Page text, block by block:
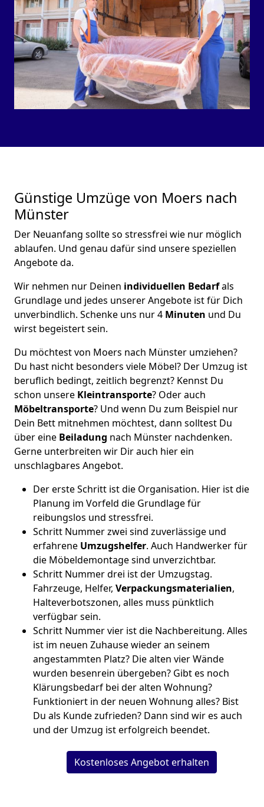
Günstige Umzüge von Moers nach
Münster
Der Neuanfang sollte so stressfrei wie nur möglich
ablaufen. Und genau dafür sind unsere speziellen
Angebote da.
Wir nehmen nur Deinen individuellen Bedarfals
Grundlage und jedes unserer Angebote ist für Dich
unverbindlich. Schenke uns nur 4 Minuten und Du
wirst begeistert sein.
Du möchtest von Moers nach Münster umziehen?
Du hast nicht besonders viele Möbel? Der Umzug ist
beruflich bedingt, zeitlich begrenzt? Kennst Du
schon unsere Kleintransporte? Oder auch
Möbeltransporte? Und wenn Du zum Beispiel nur
Dein Bett mitnehmen möchtest, dann solltest Du
über eine Beiladung nach Münster nachdenken.
Gerne unterbreiten wir Dir auch hier ein
unschlagbares Angebot.
Der erste Schritt ist die Organisation. Hier ist die
Planung im Vorfeld die Grundlage für
reibungslos und stressfrei.
Schritt Nummer zwei sind zuverlässige und
erfahrene Umzugshelfer. Auch Handwerker für
die Möbeldemontage sind unverzichtbar.
Schritt Nummer drei ist der Umzugstag.
Fahrzeuge, Helfer, Verpackungsmaterialien,
Halteverbotszonen, alles muss pünktlich
verfügbar sein.
Schritt Nummer vier ist die Nachbereitung. Alles
ist im neuen Zuhause wieder an seinem
angestammten Platz? Die alten vier Wände
wurden besenrein übergeben? Gibt es noch
Klärungsbedarf bei der alten Wohnung?
Funktioniert in der neuen Wohnung alles? Bist
Du als Kunde zufrieden? Dann sind wir es auch
und der Umzug ist erfolgreich beendet.
Kostenloses Angebot erhalten